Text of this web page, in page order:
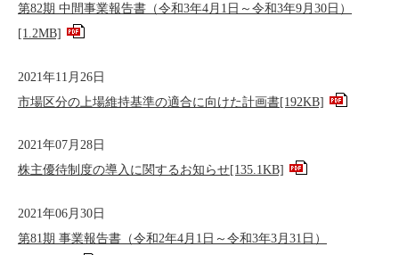
第82期 中間事業報告書（令和3年4月1日～令和3年9月30日）
[1.2MB]
2021年11月26日
市場区分の上場維持基準の適合に向けた計画書[192KB]
2021年07月28日
株主優待制度の導入に関するお知らせ[135.1KB]
2021年06月30日
第81期 事業報告書（令和2年4月1日～令和3年3月31日）